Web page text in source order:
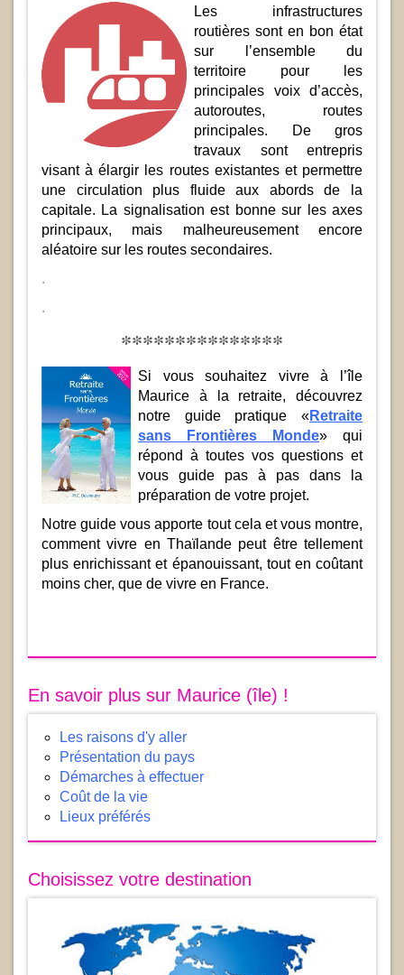
Les infrastructures
routières sont en bon état
sur l’ensemble du
territoire pour les
principales voix d’accès,
autoroutes, routes
principales. De gros
travaux sont entrepris
visant à élargir les routes existantes et permettre
une circulation plus fluide aux abords de la
capitale. La signalisation est bonne sur les axes
principaux, mais malheureusement encore
aléatoire sur les routes secondaires.
.
.
***************
Si vous souhaitez vivre à l’île
Maurice à la retraite, découvrez
notre guide pratique «Retraite
sans Frontières Monde» qui
répond à toutes vos questions et
vous guide pas à pas dans la
préparation de votre projet.
Notre guide vous apporte tout cela et vous montre,
comment vivre en Thaïlande peut être tellement
plus enrichissant et épanouissant, tout en coûtant
moins cher, que de vivre en France.
En savoir plus sur Maurice (île) !
Les raisons d'y aller
Présentation du pays
Démarches à effectuer
Coût de la vie
Lieux préférés
Choisissez votre destination